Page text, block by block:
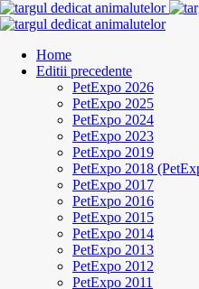
Home
Editii precedente
PetExpo 2026
PetExpo 2025
PetExpo 2024
PetExpo 2023
PetExpo 2019
PetExpo 2018
PetExpo 2017
PetExpo 2016
PetExpo 2015
PetExpo 2014
PetExpo 2013
PetExpo 2012
PetExpo 2011